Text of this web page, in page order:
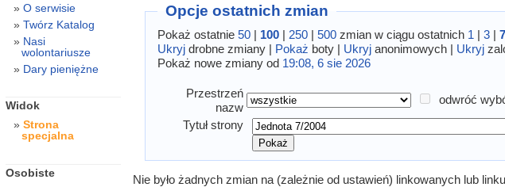
Opcje ostatnich zmian
Pokaż ostatnie50 | 100 | 250 |500 zmian w ciągu ostatnich 1 |3 |7
Ukryj drobne zmiany | Pokaż boty | Ukryj anonimowych | Ukryj
Pokaż nowe zmiany od 19:08, 6 sie 2026
Przestrzeń
nazw
odwróć
Tytuł strony
Nie było żadnych zmian na (zależnie od ustawień) linkowanych lub
O serwisie
Twórz Katalog
Nasi
wolontariusze
Dary pieniężne
Widok
Strona
specjalna
Osobiste